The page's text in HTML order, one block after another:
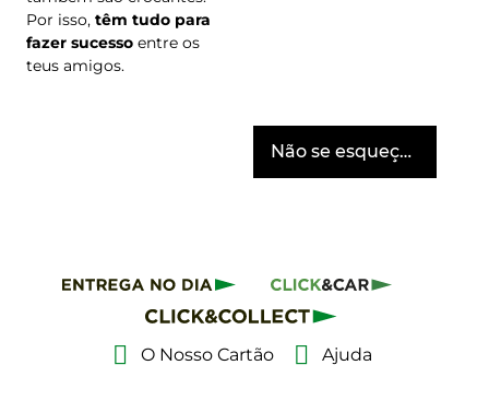
Por isso, têm tudo para
fazer sucesso entre os
teus amigos.
Não se esqueça da bebida!
O Nosso Cartão Ajuda